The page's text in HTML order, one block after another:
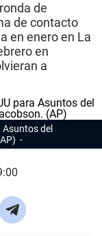
de
de contacto
en enero en La
en
a
del